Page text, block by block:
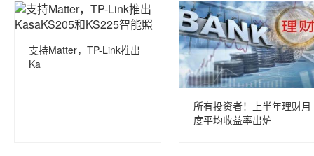
支持Matter，TP-Link推出
Ka
所有投资者！上半年理财月
度平均收益率出炉